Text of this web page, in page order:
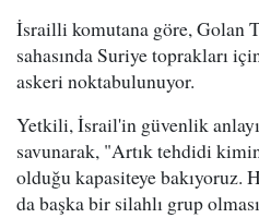
İsrailli komutana göre, Golan
sahasında Suriye toprakları
askeri noktabulunuyor.
Yetkili, İsrail'in güvenlik
savunarak, "Artık tehdidi
olduğu kapasiteye bakıyoruz.
da başka bir silahlı grup